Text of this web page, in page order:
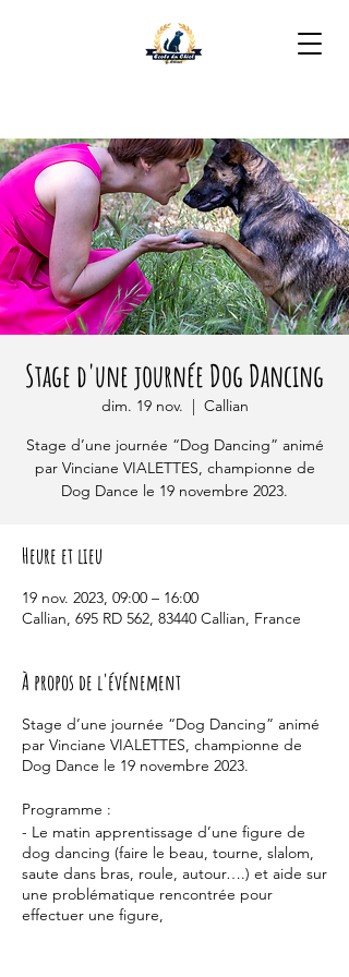
Stage d'une journée Dog Dancing
dim. 19 nov.
  |
Callian
Stage d’une journée “Dog Dancing” animé
par Vinciane VIALETTES, championne de
Dog Dance le 19 novembre 2023.
Heure et lieu
19 nov. 2023, 09:00 – 16:00
Callian, 695 RD 562, 83440 Callian, France
À propos de l'événement
Stage d’une journée “Dog Dancing” animé
par Vinciane VIALETTES, championne de
Dog Dance le 19 novembre 2023.
Programme :
- Le matin apprentissage d’une figure de
dog dancing (faire le beau, tourne, slalom,
saute dans bras, roule, autour….) et aide sur
une problématique rencontrée pour
effectuer une figure,